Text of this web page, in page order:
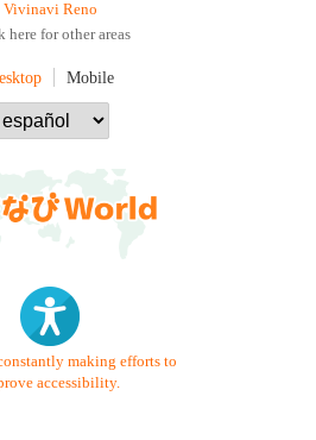
Vivinavi Reno
here for other areas
Mobile
making efforts to
accessibility.